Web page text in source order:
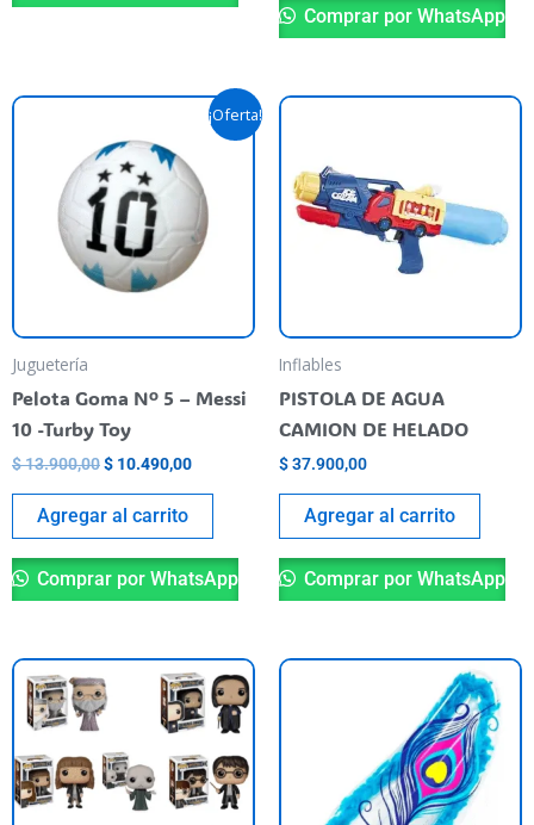
Comprar por WhatsApp
¡Oferta!
Juguetería
Pelota Goma Nº 5 – Messi
10 -Turby Toy
$13.900,00
Original
was:
$ 13.900,00.
$ 10.490,00
Current
price
$ 10.490,00.
Agregar al carrito
Comprar por WhatsApp
Inflables
PISTOLA DE AGUA
CAMION DE HELADO
$37.900,00
Agregar al carrito
Comprar por WhatsApp
This
product
multiple